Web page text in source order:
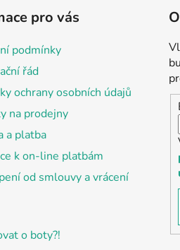
pro vás
podmínky
řád
ochrany osobních údajů
na prodejny
a platba
k on-line platbám
od smlouvy a vrácení
o boty?!